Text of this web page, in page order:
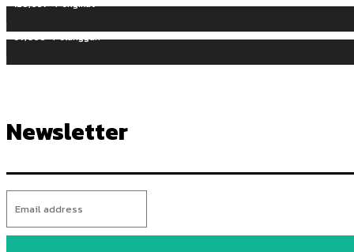
128,657 Pengikut
97,058 Pelanggan
Newsletter